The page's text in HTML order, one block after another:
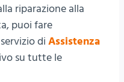
riparazione alla
puoi fare
di Assistenza
su tutte le